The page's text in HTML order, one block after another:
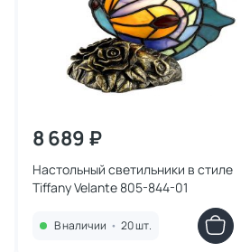
8 689 ₽
Настольный светильники в стиле
Tiffany Velante 805-844-01
В наличии • 20 шт.